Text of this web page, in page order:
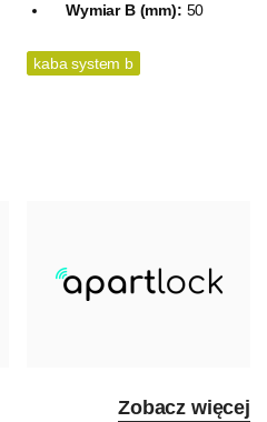
Wymiar B (mm): 50
kaba system b
Zobacz więcej